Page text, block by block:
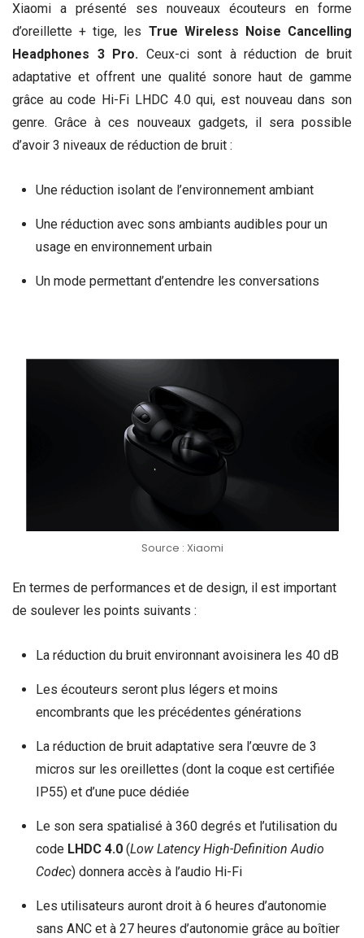
Xiaomi a présenté ses nouveaux écouteurs en forme
d’oreillette + tige, les True Wireless Noise Cancelling
Headphones 3 Pro. Ceux-ci sont à réduction de bruit
adaptative et offrent une qualité sonore haut de gamme
grâce au code Hi-Fi LHDC 4.0 qui, est nouveau dans son
genre. Grâce à ces nouveaux gadgets, il sera possible
d’avoir 3 niveaux de réduction de bruit :
Une réduction isolant de l’environnement ambiant
Une réduction avec sons ambiants audibles pour un
usage en environnement urbain
Un mode permettant d’entendre les conversations
Source : Xiaomi
En termes de performances et de design, il est important
de soulever les points suivants :
La réduction du bruit environnant avoisinera les 40 dB
Les écouteurs seront plus légers et moins
encombrants que les précédentes générations
La réduction de bruit adaptative sera l’œuvre de 3
micros sur les oreillettes (dont la coque est certifiée
IP55) et d’une puce dédiée
Le son sera spatialisé à 360 degrés et l’utilisation du
code LHDC 4.0(Low Latency High-Definition Audio
Codec) donnera accès à l’audio Hi-Fi
Les utilisateurs auront droit à 6 heures d’autonomie
sans ANC et à 27 heures d’autonomie grâce au boîtier